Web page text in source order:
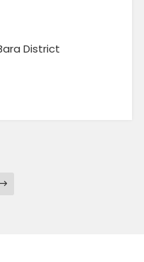
Makwanpur